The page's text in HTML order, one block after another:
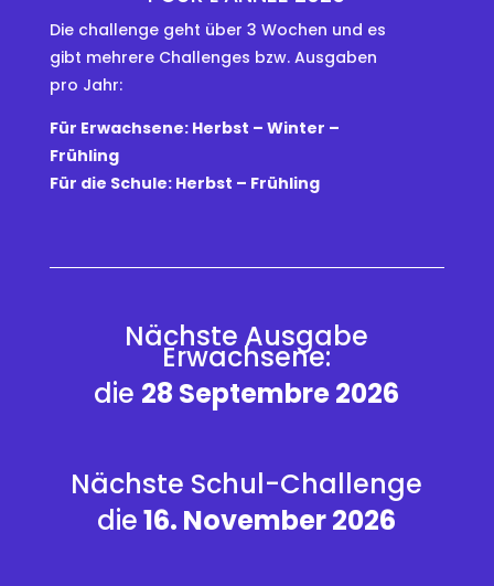
Die challenge geht über 3 Wochen und es
gibt mehrere Challenges bzw. Ausgaben
pro Jahr:
Für Erwachsene: Herbst – Winter –
Frühling
Für die Schule: Herbst – Frühling
Nächste Ausgabe
Erwachsene:
die 28 Septembre 2026
Nächste Schul-Challenge
die16. November 2026